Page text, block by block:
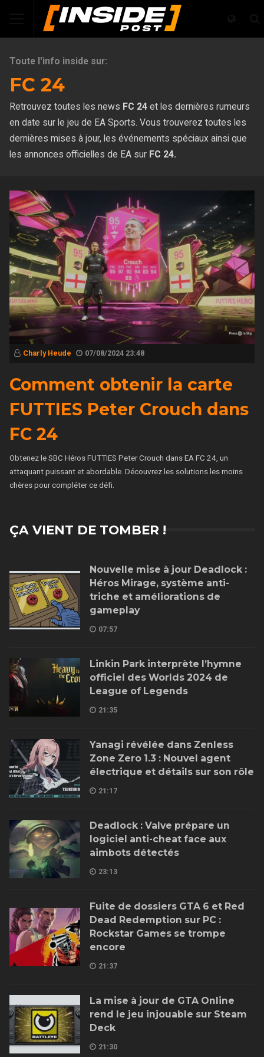
Toute l'info inside sur:
FC 24
Retrouvez toutes les news FC 24 et les dernières rumeurs
en date sur le jeu de EA Sports. Vous trouverez toutes les
dernières mises à jour, les événements spéciaux ainsi que
les annonces officielles de EA sur FC 24.
Charly Heude 07/08/2024 23:48
Comment obtenir la carte
FUTTIES Peter Crouch dans
FC 24
Obtenez le SBC Héros FUTTIES Peter Crouch dans EA FC 24, un
attaquant puissant et abordable. Découvrez les solutions les moins
chères pour compléter ce défi.
ÇA VIENT DE TOMBER !
Nouvelle mise à jour Deadlock :
Héros Mirage, système anti-
triche et améliorations de
gameplay
07:57
Linkin Park interprète l’hymne
officiel des Worlds 2024 de
League of Legends
21:35
Yanagi révélée dans Zenless
Zone Zero 1.3 : Nouvel agent
électrique et détails sur son rôle
21:17
Deadlock : Valve prépare un
logiciel anti-cheat face aux
aimbots détectés
23:13
Fuite de dossiers GTA 6 et Red
Dead Redemption sur PC :
Rockstar Games se trompe
encore
21:37
La mise à jour de GTA Online
rend le jeu injouable sur Steam
Deck
21:30